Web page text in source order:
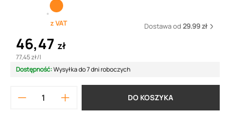
z VAT Dostawa od 29.99 zł
46,47 zł
77,45 zł/l
Dostępność:Wysyłka do 7 dni roboczych
DO KOSZYKA